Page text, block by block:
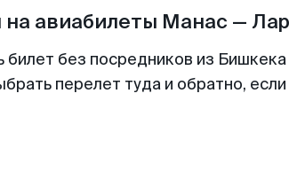
авиабилеты Манас —
без посредников из
перелет туда и обратно,